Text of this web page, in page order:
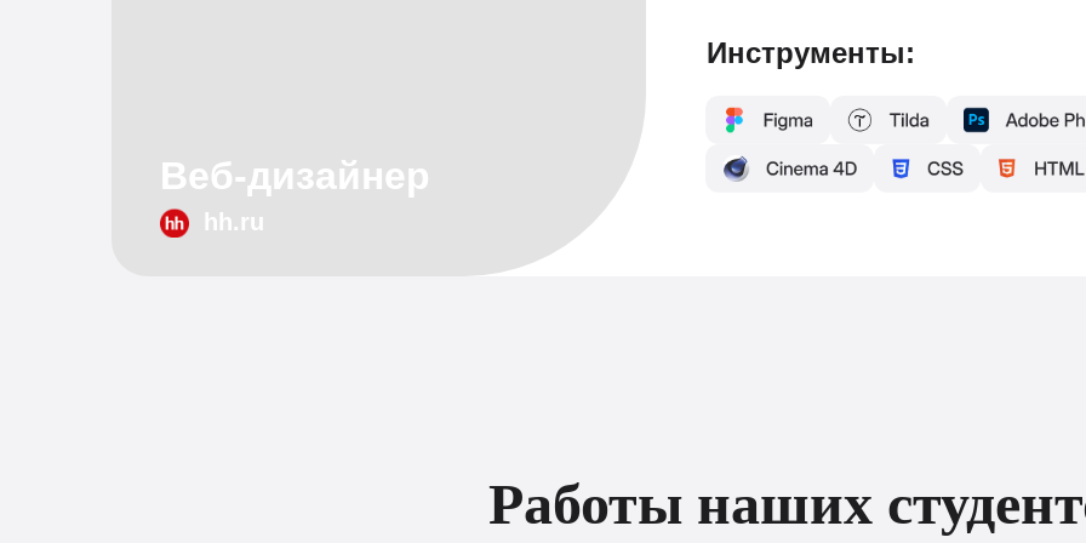
Инструменты:
Веб-дизайнер
hh.ru
Работы наших